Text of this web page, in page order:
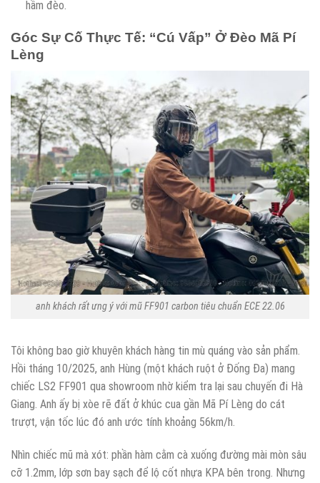
hầm đèo.
Góc Sự Cố Thực Tế: “Cú Vấp” Ở Đèo Mã Pí
Lèng
anh khách rất ưng ý với mũ FF901 carbon tiêu chuẩn ECE 22.06
Tôi không bao giờ khuyên khách hàng tin mù quáng vào sản phẩm.
Hồi tháng 10/2025, anh Hùng (một khách ruột ở Đống Đa) mang
chiếc LS2 FF901 qua showroom nhờ kiểm tra lại sau chuyến đi Hà
Giang. Anh ấy bị xòe rẽ đất ở khúc cua gần Mã Pí Lèng do cát
trượt, vận tốc lúc đó anh ước tính khoảng 56km/h.
Nhìn chiếc mũ mà xót: phần hàm cằm cà xuống đường mài mòn sâu
cỡ 1.2mm, lớp sơn bay sạch để lộ cốt nhựa KPA bên trong. Nhưng